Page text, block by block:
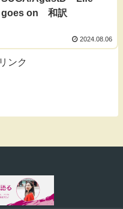
goes on 和訳
2024.08.06
ンク